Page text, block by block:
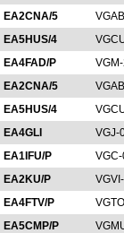
EA2CNA/5
EA5HUS/4
EA4FAD/P
EA2CNA/5
EA5HUS/4
EA4GLI
VGJ-
EA1IFU/P
EA2KU/P
EA4FTV/P
EA5CMP/P